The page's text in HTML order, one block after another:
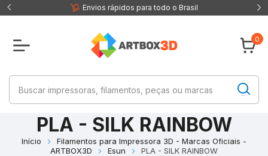
Envios rápidos para todo o Brasil
0
PLA - SILK RAINBOW
Início
Filamentos para Impressora 3D - Marcas Oficiais -
ARTBOX3D
Esun PLA - SILK RAINBOW